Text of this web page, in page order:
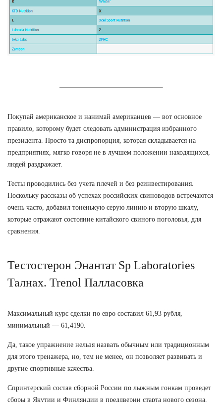
Покупай американское и нанимай американцев — вот основное
правило, которому будет следовать администрация избранного
президента. Просто та диспропорция, которая складывается на
предприятиях, мягко говоря не в лучшем положении находящихся,
людей раздражает.
Тесты проводились без учета плечей и без реинвестирования.
Поскольку рассказы об успехах российских свиноводов встречаются
очень часто, добавил тоненькую серую линию и вторую шкалу,
которые отражают состояние китайского свиного поголовья, для
сравнения.
Тестостерон Энантат Sp Laboratories
Талнах. Trenol Палласовка
Максимальный курс сделки по евро составил 61,93 рубля,
минимальный — 61,4190.
Да, такое упражнение нельзя назвать обычным или традиционным
для этого тренажера, но, тем не менее, он позволяет развивать и
другие спортивные качества.
Спринтерский состав сборной России по лыжным гонкам проведет
сборы в Якутии и Финляндии в преддверии старта нового сезона,